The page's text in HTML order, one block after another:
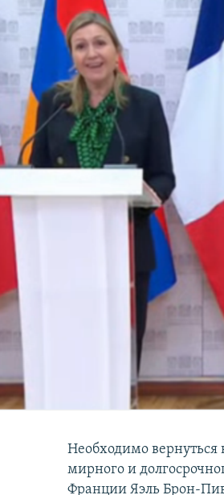
Необходимо
мирного и
Франции Яэль Брон-